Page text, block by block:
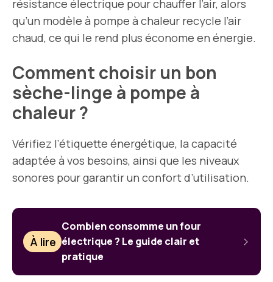
résistance électrique pour chauffer l’air, alors
qu’un modèle à pompe à chaleur recycle l’air
chaud, ce qui le rend plus économe en énergie.
Comment choisir un bon
sèche-linge à pompe à
chaleur ?
Vérifiez l’étiquette énergétique, la capacité
adaptée à vos besoins, ainsi que les niveaux
sonores pour garantir un confort d’utilisation.
À lire
Combien consomme un four
électrique ? Le guide clair et
pratique